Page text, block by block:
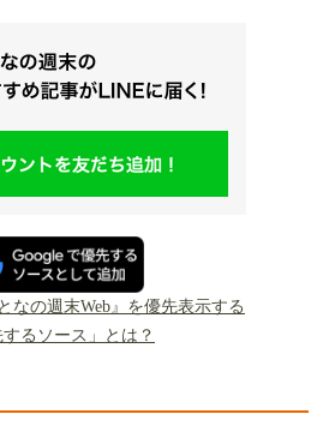
なの週末Web』を優先表示する
するソース」とは？